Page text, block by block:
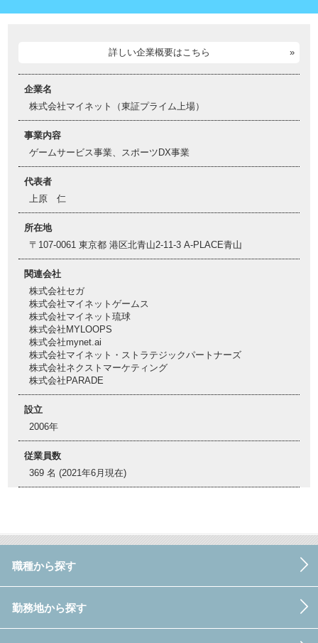
詳しい企業概要はこちら
企業名
株式会社マイネット（東証プライム上場）
事業内容
ゲームサービス事業、スポーツDX事業
代表者
上原 仁
所在地
〒107-0061 東京都 港区北青山2-11-3 A-PLACE青山
関連会社
株式会社セガ
株式会社マイネットゲームス
株式会社マイネット琉球
株式会社MYLOOPS
株式会社mynet.ai
株式会社マイネット・ストラテジックパートナーズ
株式会社ネクストマーケティング
株式会社PARADE
設立
2006年
従業員数
369 名 (2021年6月現在)
職種から探す
勤務地から探す